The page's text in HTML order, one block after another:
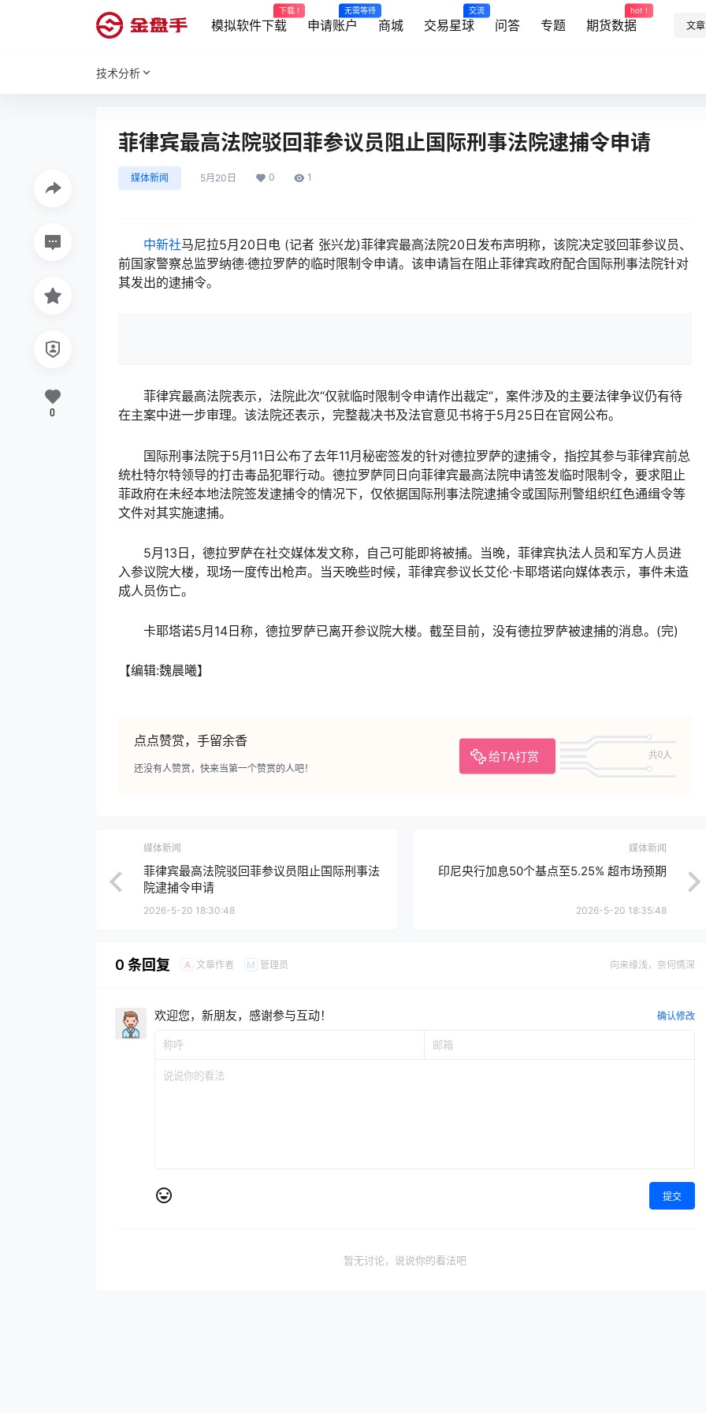
模拟软件下载
下载 !
申请账户
无需等待
商城 交易星球
交流
问答 专题 期货数据
hot !
文章
技术分析
菲律宾最高法院驳回菲参议员阻止国际刑事法院逮捕令申请
媒体新闻 5月20日 0 1
中新社马尼拉5月20日电 (记者 张兴龙)菲律宾最高法院20日发布声明称，该院决定驳回菲参议员、
前国家警察总监罗纳德·德拉罗萨的临时限制令申请。该申请旨在阻止菲律宾政府配合国际刑事法院针对
其发出的逮捕令。
菲律宾最高法院表示，法院此次“仅就临时限制令申请作出裁定”，案件涉及的主要法律争议仍有待
在主案中进一步审理。该法院还表示，完整裁决书及法官意见书将于5月25日在官网公布。
国际刑事法院于5月11日公布了去年11月秘密签发的针对德拉罗萨的逮捕令，指控其参与菲律宾前总
统杜特尔特领导的打击毒品犯罪行动。德拉罗萨同日向菲律宾最高法院申请签发临时限制令，要求阻止
菲政府在未经本地法院签发逮捕令的情况下，仅依据国际刑事法院逮捕令或国际刑警组织红色通缉令等
文件对其实施逮捕。
5月13日，德拉罗萨在社交媒体发文称，自己可能即将被捕。当晚，菲律宾执法人员和军方人员进
入参议院大楼，现场一度传出枪声。当天晚些时候，菲律宾参议长艾伦·卡耶塔诺向媒体表示，事件未造
成人员伤亡。
卡耶塔诺5月14日称，德拉罗萨已离开参议院大楼。截至目前，没有德拉罗萨被逮捕的消息。(完)
【编辑:魏晨曦】
点点赞赏，手留余香
给TA打赏 共0人
还没有人赞赏，快来当第一个赞赏的人吧！
0
媒体新闻
菲律宾最高法院驳回菲参议员阻止国际刑事法
院逮捕令申请
2026-5-20 18:30:48
媒体新闻
印尼央行加息50个基点至5.25% 超市场预期
2026-5-20 18:35:48
0 条回复 A 文章作者 M 管理员 向来缘浅，奈何情深
欢迎您，新朋友，感谢参与互动！ 确认修改
提交
暂无讨论，说说你的看法吧